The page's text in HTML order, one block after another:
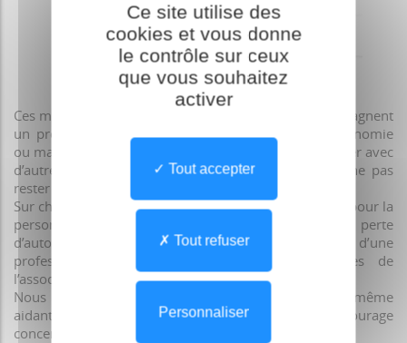
Cliquez pour agrandir
Ces moments sont pensés pour tous ceux qui accompagnent
un proche en situation de handicap, en perte d’autonomie
ou malade. Ils permettent de faire une pause, échanger avec
d’autres aidants et renforcer le lien social, afin de ne pas
rester seul face aux responsabilités.
Sur chaque rendez-vous est proposé une suppléance pour la
personne aidée (en situation de handicap, en perte
d’autonomie, malade...), avec la participation d’une
professionnelle et l’aide ponctuelle de bénévoles de
l’associatif.
Nous vous invitons à participer si vous êtes vous-même
aidant, ou à diffuser l’information auprès de votre entourage
concerné.
Ce site utilise des
cookies et vous donne
le contrôle sur ceux
que vous souhaitez
activer
Tout accepter
Tout refuser
Personnaliser